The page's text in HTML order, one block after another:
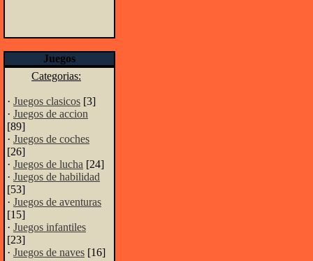
Juegos
Categorias:
· Juegos clasicos [3]
· Juegos de accion
[89]
· Juegos de coches
[26]
· Juegos de lucha [24]
· Juegos de habilidad
[53]
· Juegos de aventuras
[15]
· Juegos infantiles
[23]
· Juegos de naves [16]